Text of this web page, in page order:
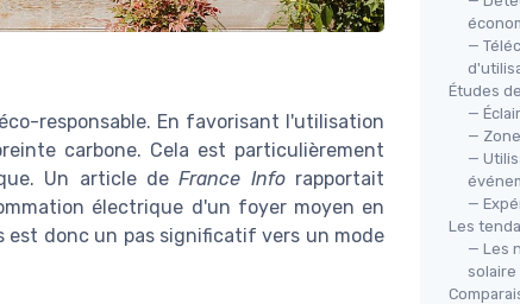
responsable. En favorisant l'utilisation
carbone. Cela est particulièrement
Un article deFrance Inforapportait
électrique d'un foyer moyen en
est donc un pas significatif vers un mode
—
Études
—
—
—
—
Les
— Les
solaire